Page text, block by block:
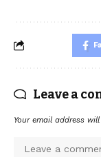
Leave a
Your email address